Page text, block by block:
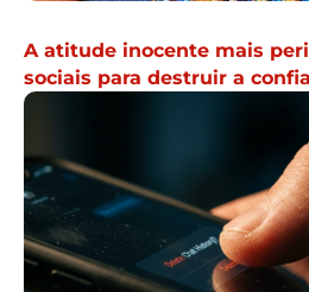
A atitude inocente mais
sociais para destruir a